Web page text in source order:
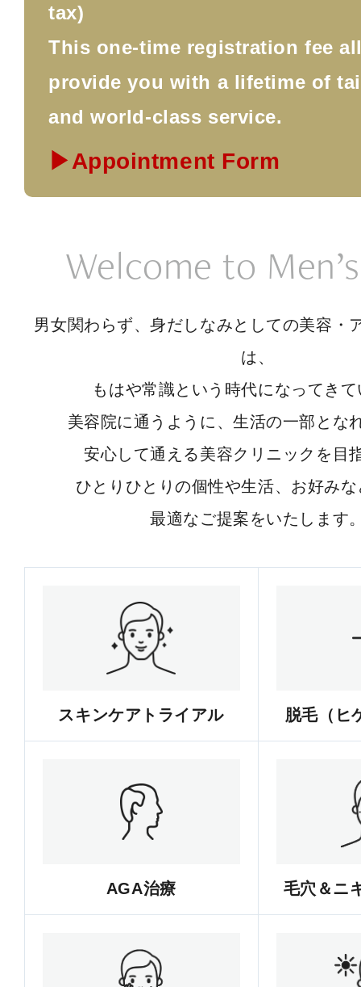
tax)
This one-time registration fee
provide you with a lifetime of
and world-class service.
▶Appointment Form
Welcome to
男女関わらず、身だしなみとしての美容・
は、
もはや常識という時代になってき
美容院に通うように、生活の一部とな
安心して通える美容クリニックを目
ひとりひとりの個性や生活、お好み
最適なご提案をいたします
スキンケアトライアル 脱毛（ヒ
AGA治療 毛穴＆ニ